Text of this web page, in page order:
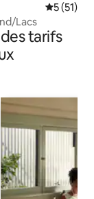
5 (51)
Lacs
tarifs